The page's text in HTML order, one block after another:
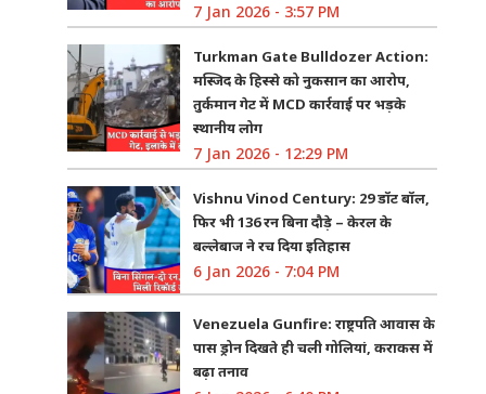
7 Jan 2026 - 3:57 PM
Turkman Gate Bulldozer Action:
मस्जिद के हिस्से को नुकसान का आरोप,
तुर्कमान गेट में MCD कार्रवाई पर भड़के
स्थानीय लोग
7 Jan 2026 - 12:29 PM
Vishnu Vinod Century: 29 डॉट बॉल,
फिर भी 136 रन बिना दौड़े – केरल के
बल्लेबाज ने रच दिया इतिहास
6 Jan 2026 - 7:04 PM
Venezuela Gunfire: राष्ट्रपति आवास के
पास ड्रोन दिखते ही चली गोलियां, कराकस में
बढ़ा तनाव